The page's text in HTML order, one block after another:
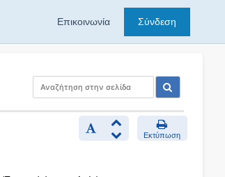
Επικοινωνία Σύνδεση
Εκτύπωση